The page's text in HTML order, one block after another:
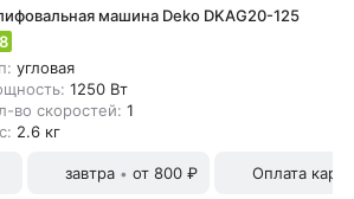
машина Deko DKAG20-125
угловая
1250 Вт
во скоростей: 1
2.6 кг
завтра • от 800 ₽ Оплата